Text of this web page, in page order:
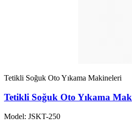
Tetikli Soğuk Oto Yıkama Makineleri
Tetikli Soğuk Oto Yıkama
Model: JSKT-250